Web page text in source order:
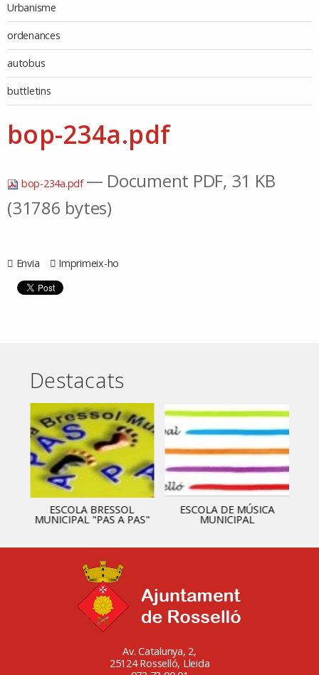
Urbanisme
ordenances
autobus
buttletins
bop-234a.pdf
bop-234a.pdf — Document PDF, 31 KB
(31786 bytes)
Envia Imprimeix-ho
Destacats
ESCOLA BRESSOL
MUNICIPAL "PAS A PAS"
ESCOLA DE MÚSICA
MUNICIPAL
Av. Catalunya, 2,
25124 Rosselló, Lleida